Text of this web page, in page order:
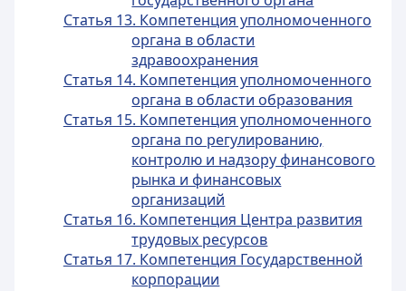
Статья 13. Компетенция уполномоченного
органа в области
здравоохранения
Статья 14. Компетенция уполномоченного
органа в области образования
Статья 15. Компетенция уполномоченного
органа по регулированию,
контролю и надзору финансового
рынка и финансовых
организаций
Статья 16. Компетенция Центра развития
трудовых ресурсов
Статья 17. Компетенция Государственной
корпорации